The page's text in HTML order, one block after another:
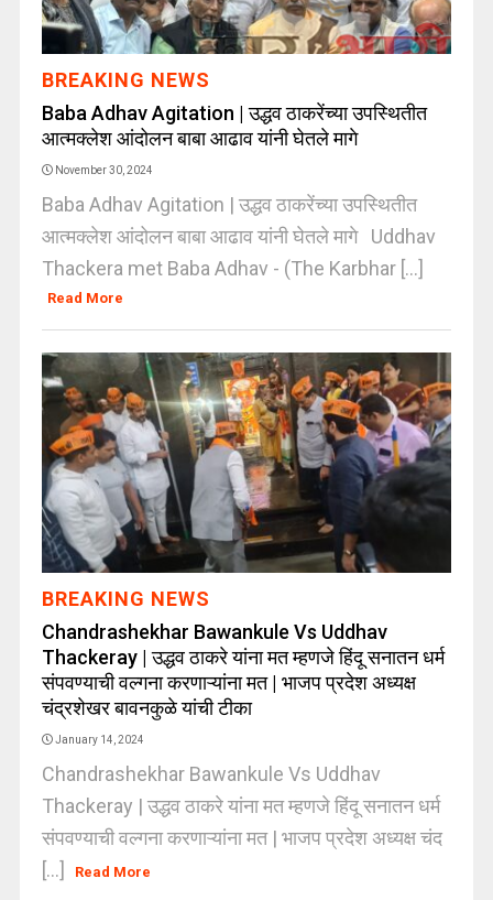
BREAKING NEWS
Baba Adhav Agitation | उद्धव ठाकरेंच्या उपस्थितीत
आत्मक्लेश आंदोलन बाबा आढाव यांनी घेतले मागे
November 30, 2024
Baba Adhav Agitation | उद्धव ठाकरेंच्या उपस्थितीत
आत्मक्लेश आंदोलन बाबा आढाव यांनी घेतले मागे Uddhav
Thackera met Baba Adhav - (The Karbhar [...]
Read More
BREAKING NEWS
Chandrashekhar Bawankule Vs Uddhav
Thackeray | उद्धव ठाकरे यांना मत म्हणजे हिंदू सनातन धर्म
संपवण्याची वल्गना करणाऱ्यांना मत | भाजप प्रदेश अध्यक्ष
चंद्रशेखर बावनकुळे यांची टीका
January 14, 2024
Chandrashekhar Bawankule Vs Uddhav
Thackeray | उद्धव ठाकरे यांना मत म्हणजे हिंदू सनातन धर्म
संपवण्याची वल्गना करणाऱ्यांना मत | भाजप प्रदेश अध्यक्ष चंद
[...]
Read More